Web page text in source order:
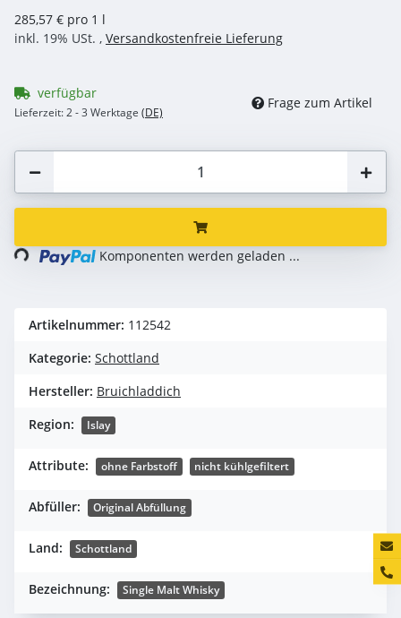
285,57 € pro 1 l
inkl. 19% USt. , Versandkostenfreie Lieferung
verfügbar
Lieferzeit:2 - 3 Werktage (DE)
Frage zum Artikel
Komponenten werden geladen ...
Artikelnummer: 112542
Kategorie: Schottland
Hersteller: Bruichladdich
Region:
Islay
Attribute: ohne Farbstoff nicht kühlgefiltert
Abfüller: Original Abfüllung
Land: Schottland
Bezeichnung: Single Malt Whisky